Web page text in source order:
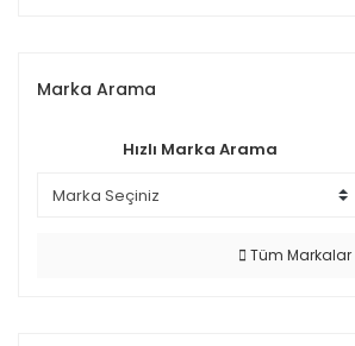
Marka Arama
Hızlı Marka Arama
Tüm Markalar